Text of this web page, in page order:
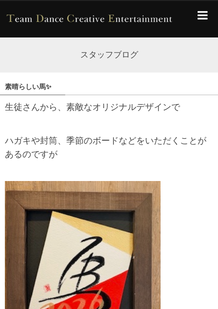
スタッフブログ
素晴らしい馬✨
生徒さんから、素敵なオリジナルデザインで
ハガキや封筒、季節のボードなどをいただくことが
あるのですが